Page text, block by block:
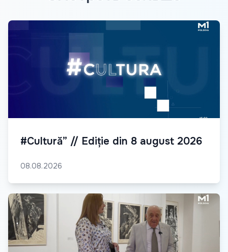
#Cultură” // Ediție din 8 august 2026
08.08.2026